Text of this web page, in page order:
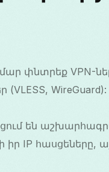
փնտրեք VPN-
WireGuard):
են
հասցեները,